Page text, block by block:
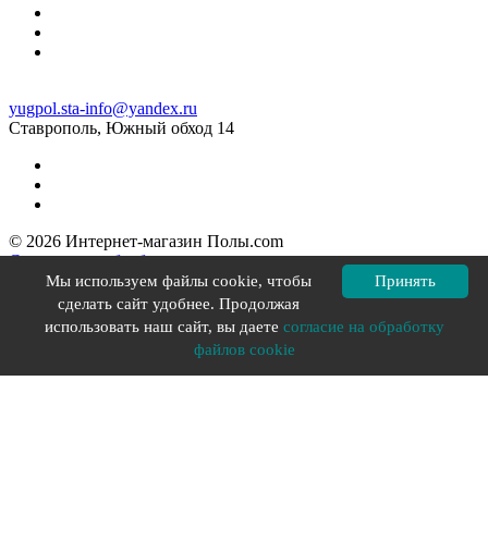
yugpol.sta-info@yandex.ru
Ставрополь, Южный обход 14
© 2026 Интернет-магазин Полы.com
Согласие на обработку персональных данных
Политика конфиденциальности
Политика в отношении файлов cookie
Разработка сайта YOU-X
Принять
Мы используем файлы cookie, чтобы
сделать сайт удобнее. Продолжая
использовать наш сайт, вы даете согласие на обработку
файлов cookie